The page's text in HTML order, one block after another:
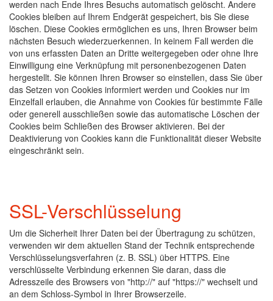
werden nach Ende Ihres Besuchs automatisch gelöscht. Andere
Cookies bleiben auf Ihrem Endgerät gespeichert, bis Sie diese
löschen. Diese Cookies ermöglichen es uns, Ihren Browser beim
nächsten Besuch wiederzuerkennen. In keinem Fall werden die
von uns erfassten Daten an Dritte weitergegeben oder ohne Ihre
Einwilligung eine Verknüpfung mit personenbezogenen Daten
hergestellt. Sie können Ihren Browser so einstellen, dass Sie über
das Setzen von Cookies informiert werden und Cookies nur im
Einzelfall erlauben, die Annahme von Cookies für bestimmte Fälle
oder generell ausschließen sowie das automatische Löschen der
Cookies beim Schließen des Browser aktivieren. Bei der
Deaktivierung von Cookies kann die Funktionalität dieser Website
eingeschränkt sein.
SSL-Verschlüsselung
Um die Sicherheit Ihrer Daten bei der Übertragung zu schützen,
verwenden wir dem aktuellen Stand der Technik entsprechende
Verschlüsselungsverfahren (z. B. SSL) über HTTPS. Eine
verschlüsselte Verbindung erkennen Sie daran, dass die
Adresszeile des Browsers von "http://" auf "https://" wechselt und
an dem Schloss-Symbol in Ihrer Browserzeile.